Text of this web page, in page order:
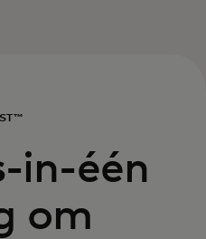
in-één
om